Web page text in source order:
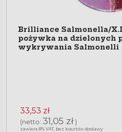
Brilliance Salmonella/
pożywka na dzielonych
wykrywania Salmonelli
33,53 zł
(netto: 31,05 zł)
zawiera 8% VAT, bez kosztów dostawy